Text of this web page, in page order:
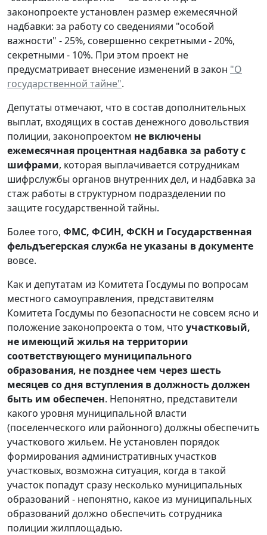
законопроекте установлен размер ежемесячной
надбавки: за работу со сведениями "особой
важности" - 25%, совершенно секретными - 20%,
секретными - 10%. При этом проект не
предусматривает внесение изменений в закон "О
государственной тайне".
Депутаты отмечают, что в состав дополнительных
выплат, входящих в состав денежного довольствия
полиции, законопроектом не включены
ежемесячная процентная надбавка за работу с
шифрами, которая выплачивается сотрудникам
шифрслужбы органов внутренних дел, и надбавка за
стаж работы в структурном подразделении по
защите государственной тайны.
Более того, ФМС, ФСИН, ФСКН и Государственная
фельдъегерская служба не указаны в документе
вовсе.
Как и депутатам из Комитета Госдумы по вопросам
местного самоуправления, представителям
Комитета Госдумы по безопасности не совсем ясно и
положение законопроекта о том, что участковый,
не имеющий жилья на территории
соответствующего муниципального
образования, не позднее чем через шесть
месяцев со дня вступления в должность должен
быть им обеспечен. Непонятно, представители
какого уровня муниципальной власти
(поселенческого или районного) должны обеспечить
участкового жильем. Не установлен порядок
формирования административных участков
участковых, возможна ситуация, когда в такой
участок попадут сразу несколько муниципальных
образований - непонятно, какое из муниципальных
образований должно обеспечить сотрудника
полиции жилплощадью.